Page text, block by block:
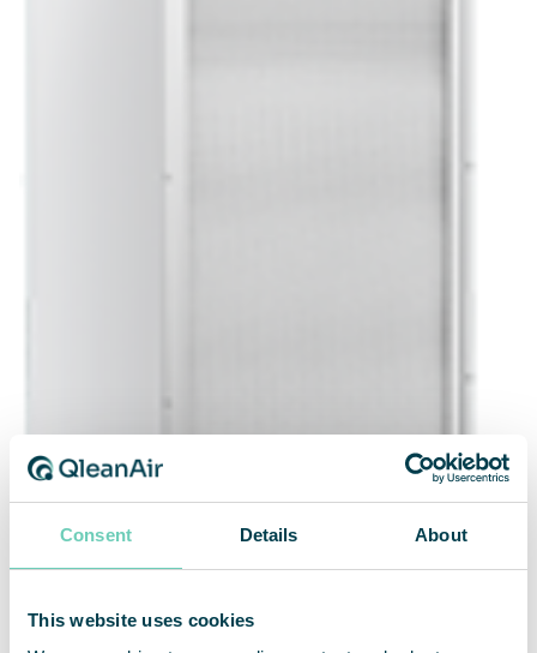
Consent Details About
This website uses cookies